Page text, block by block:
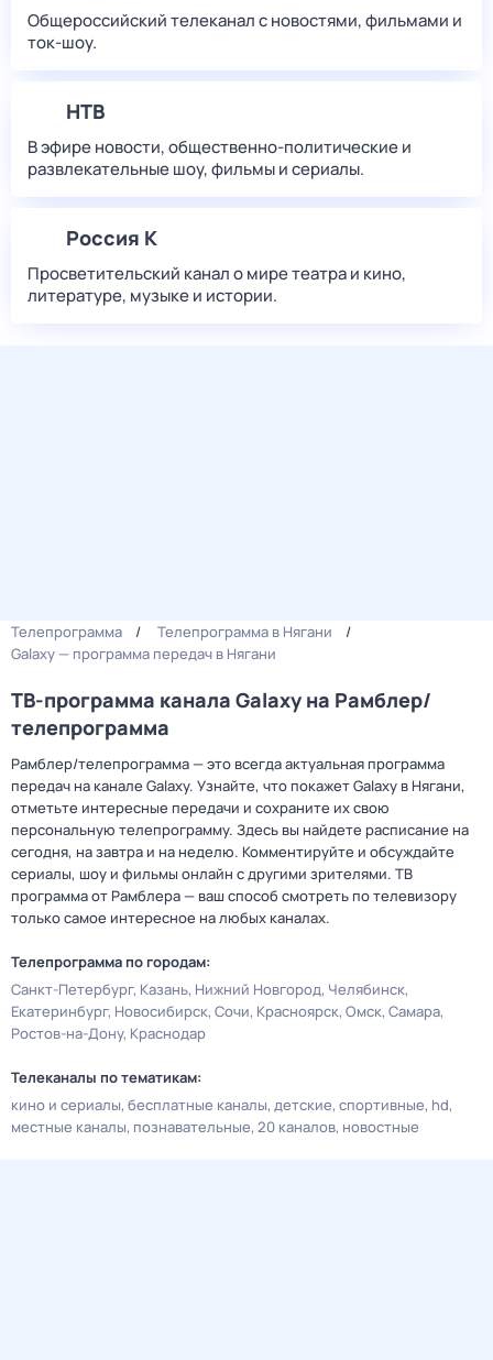
Общероссийский телеканал с новостями, фильмами и
ток-шоу.
НТВ
В эфире новости, общественно-политические и
развлекательные шоу, фильмы и сериалы.
Россия К
Просветительский канал о мире театра и кино,
литературе, музыке и истории.
Телепрограмма
Телепрограмма в Нягани
Galaxy — программа передач в Нягани
ТВ-программа канала Galaxy на Рамблер/
телепрограмма
Рамблер/телепрограмма — это всегда актуальная программа
передач на канале Galaxy. Узнайте, что покажет Galaxy в Нягани,
отметьте интересные передачи и сохраните их свою
персональную телепрограмму. Здесь вы найдете расписание на
сегодня, на завтра и на неделю. Комментируйте и обсуждайте
сериалы, шоу и фильмы онлайн с другими зрителями. ТВ
программа от Рамблера — ваш способ смотреть по телевизору
только самое интересное на любых каналах.
Телепрограмма по городам:
Санкт-Петербург Казань Нижний Новгород Челябинск
Екатеринбург Новосибирск Сочи Красноярск Омск Самара
Ростов-на-Дону Краснодар
Телеканалы по тематикам:
кино и сериалы бесплатные каналы детские спортивные hd
местные каналы познавательные 20 каналов новостные